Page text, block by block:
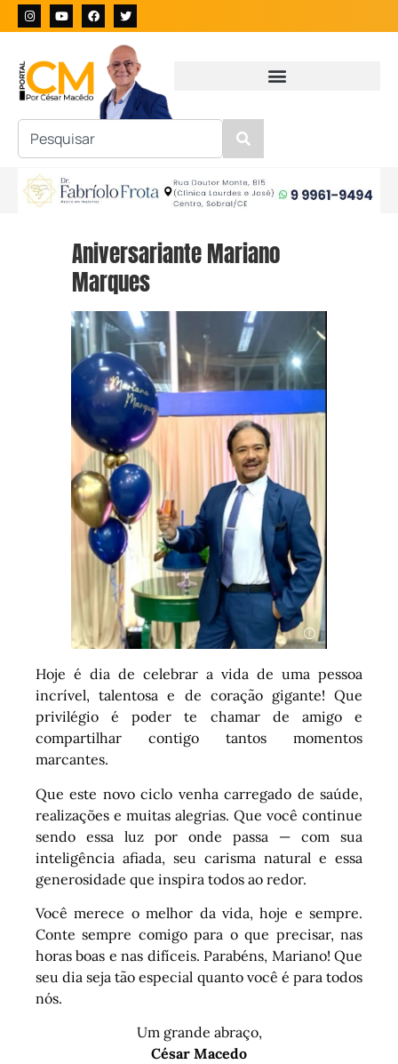
Aniversariante Mariano
Marques
Hoje é dia de celebrar a vida de uma pessoa
incrível, talentosa e de coração gigante! Que
privilégio é poder te chamar de amigo e
compartilhar contigo tantos momentos
marcantes.
Que este novo ciclo venha carregado de saúde,
realizações e muitas alegrias. Que você continue
sendo essa luz por onde passa — com sua
inteligência afiada, seu carisma natural e essa
generosidade que inspira todos ao redor.
Você merece o melhor da vida, hoje e sempre.
Conte sempre comigo para o que precisar, nas
horas boas e nas difíceis. Parabéns, Mariano! Que
seu dia seja tão especial quanto você é para todos
nós.
Um grande abraço,
César Macedo